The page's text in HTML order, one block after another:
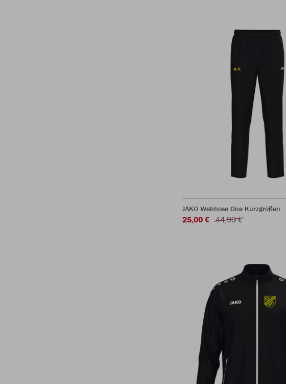
JAKO Webhose One Kurzgrößen
25,00 € 44,99 €